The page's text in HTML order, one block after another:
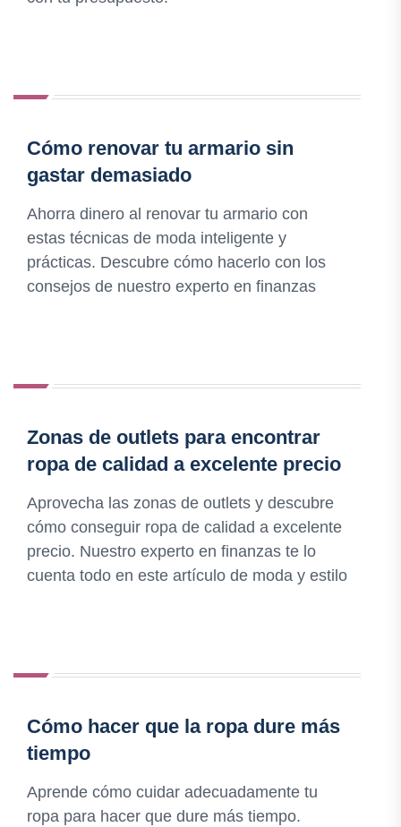
Cómo renovar tu armario sin
gastar demasiado
Ahorra dinero al renovar tu armario con
estas técnicas de moda inteligente y
prácticas. Descubre cómo hacerlo con los
consejos de nuestro experto en finanzas
Zonas de outlets para encontrar
ropa de calidad a excelente precio
Aprovecha las zonas de outlets y descubre
cómo conseguir ropa de calidad a excelente
precio. Nuestro experto en finanzas te lo
cuenta todo en este artículo de moda y estilo
Cómo hacer que la ropa dure más
tiempo
Aprende cómo cuidar adecuadamente tu
ropa para hacer que dure más tiempo.